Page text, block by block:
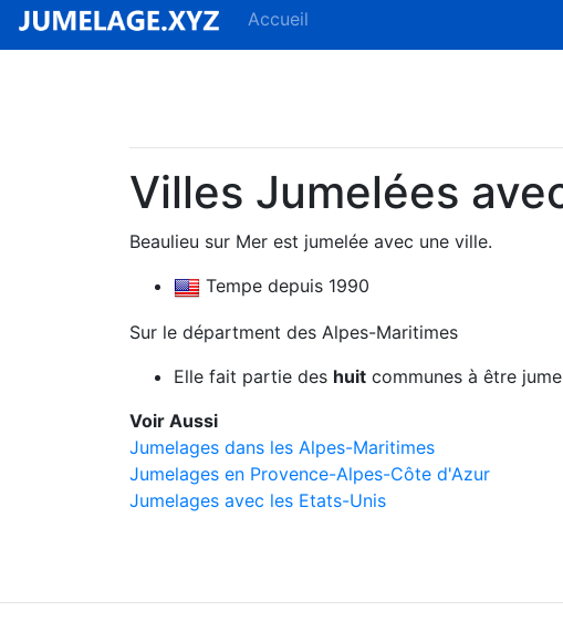
Accueil
Villes Jumelées
Beaulieu sur Mer est jumelée avec une ville.
Tempe depuis 1990
Sur le départment des Alpes-Maritimes
Elle fait partie des huit communes à être
Voir Aussi
Jumelages dans les Alpes-Maritimes
Jumelages en Provence-Alpes-Côte d'Azur
Jumelages avec les Etats-Unis